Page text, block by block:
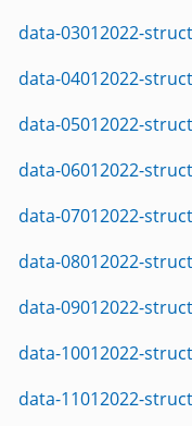
data-03012022-
data-04012022-
data-05012022-
data-06012022-
data-07012022-
data-08012022-
data-09012022-
data-10012022-
data-11012022-